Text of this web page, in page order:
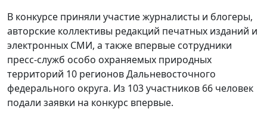
В конкурсе приняли участие журналисты и блогеры,
авторские коллективы редакций печатных изданий и
электронных СМИ, а также впервые сотрудники
пресс-служб особо охраняемых природных
территорий 10 регионов Дальневосточного
федерального округа. Из 103 участников 66 человек
подали заявки на конкурс впервые.